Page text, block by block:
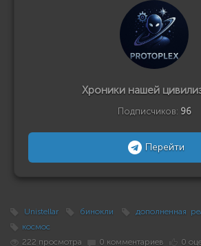
Хроники нашей
Подписчиков: 96
Перейти
Unistellar бинокли дополненная
космос
222 просмотра
0 комментариев 0